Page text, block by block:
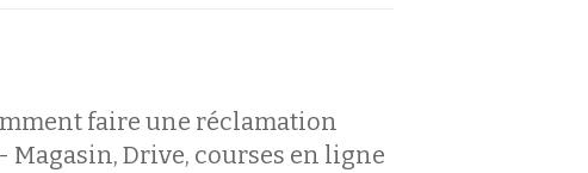
faire une réclamation
Magasin, Drive, courses en ligne